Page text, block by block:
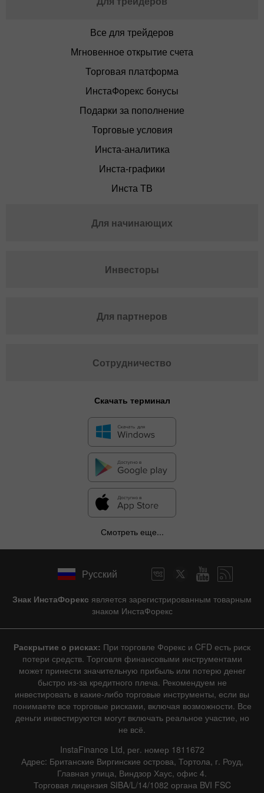
Все для трейдеров
Мгновенное открытие счета
Торговая платформа
ИнстаФорекс бонусы
Подарки за пополнение
Торговые условия
Инста-аналитика
Инста-графики
Инста ТВ
Для начинающих
Инвесторы
Для партнеров
Сотрудничество
Скачать терминал
Смотреть еще...
Русский
Знак ИнстаФорекс является зарегистрированным товарным
знаком ИнстаФорекс
Раскрытие о рисках: При торговле Форекс и CFD есть риск
потери средств. Торговля финансовыми инструментами
может принести значительную прибыль или потерю денег
быстро из-за кредитного плеча. Рекомендуем не
инвестировать в какие-либо торговые инструменты, если вы
понимаете все торговые рисками, включая возможности. Все
деньги инвестируются могут включать реальное участие, но
не всё.
InstaFinance Ltd, рег. номер 1811672
Адрес: Британские Виргинские острова, Тортола, г. Роуд,
Главная улица, Виндзор Хаус, офис 4.
Торговая лицензия SIBA/L/14/1082 органа BVI FSC